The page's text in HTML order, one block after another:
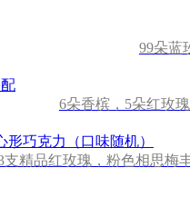
99朵蓝
6朵香槟，5朵红玫
支精品红玫瑰，粉色相思梅